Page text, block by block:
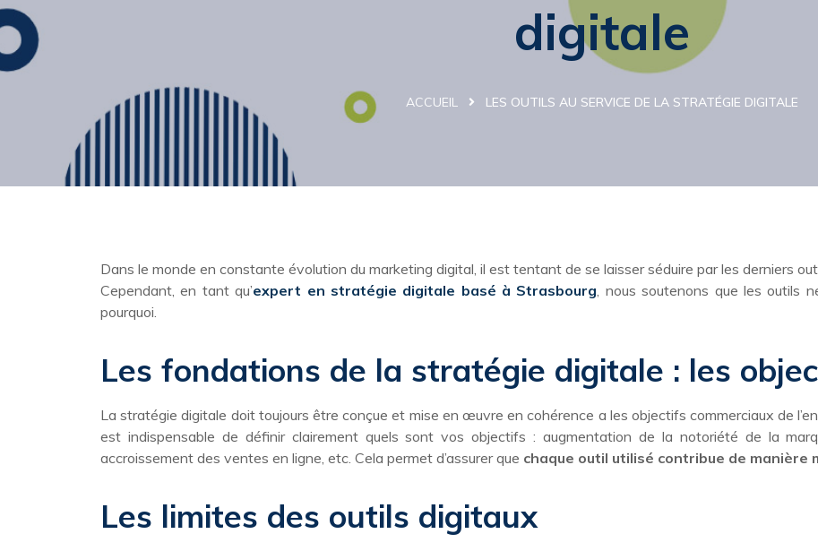
digitale
ACCUEIL LES OUTILS AU SERVICE DE LA STRATÉGIE DIGITALE
Dans le monde en constante évolution du marketing digital, il est tentant de se laisser séduire par les derniers
Cependant, en tant qu’expert en stratégie digitale basé à Strasbourg, nous soutenons que les outils
pourquoi.
Les fondations de la stratégie digitale : les
La stratégie digitale doit toujours être conçue et mise en œuvre en cohérence a les objectifs commerciaux de
est indispensable de définir clairement quels sont vos objectifs : augmentation de la notoriété de la
accroissement des ventes en ligne, etc. Cela permet d’assurer que chaque outil utilisé contribue de manière
Les limites des outils digitaux